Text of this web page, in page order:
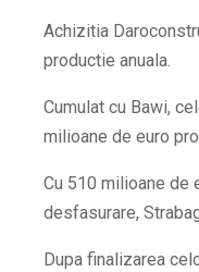
Achizitia
productie anuala.
Cumulat cu Bawi,
milioane de euro
Cu 510 milioane de
desfasurare,
Dupa finalizarea